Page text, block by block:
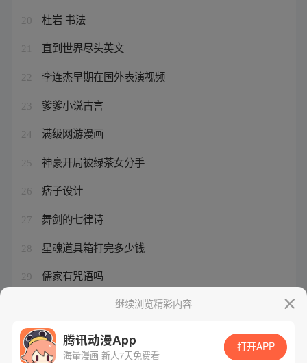
20 杜岩 书法
21 直到世界尽头英文
22 李连杰早期在国外表演视频
23 爹爹小说古言
24 满级网游漫画
25 神豪开局被绿茶女分手
26 痞子设计
27 舞剑的七律诗
28 星魂道具箱打完多少钱
29 儒家有咒语吗
我死了世界也消失了继续浏览精彩内容
腾讯动漫App
海量漫画 新人7天免费看
打开APP